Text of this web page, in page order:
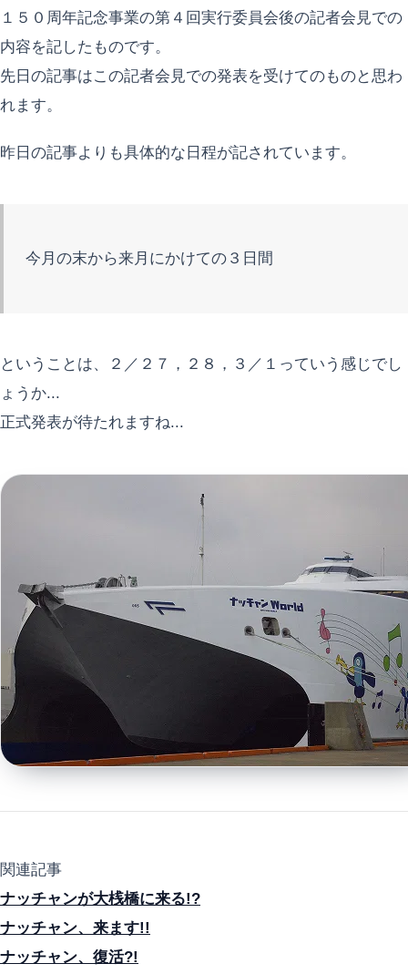
１５０周年記念事業の第４回実行委員会後の記者会見での
内容を記したものです。
先日の記事はこの記者会見での発表を受けてのものと思わ
れます。
昨日の記事よりも具体的な日程が記されています。
今月の末から来月にかけての３日間
ということは、２／２７，２８，３／１っていう感じでし
ょうか...
正式発表が待たれますね...
関連記事
ナッチャンが大桟橋に来る!?
ナッチャン、来ます!!
ナッチャン、復活?!